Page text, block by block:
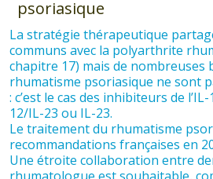
psoriasique
La stratégie thérapeutique
communs avec la polyarthrite
chapitre 17) mais de nombreuses
rhumatisme psoriasique ne sont
: c’est le cas des inhibiteurs de
12/IL-23 ou IL-23.
Le traitement du rhumatisme
recommandations françaises en
Une étroite collaboration entre